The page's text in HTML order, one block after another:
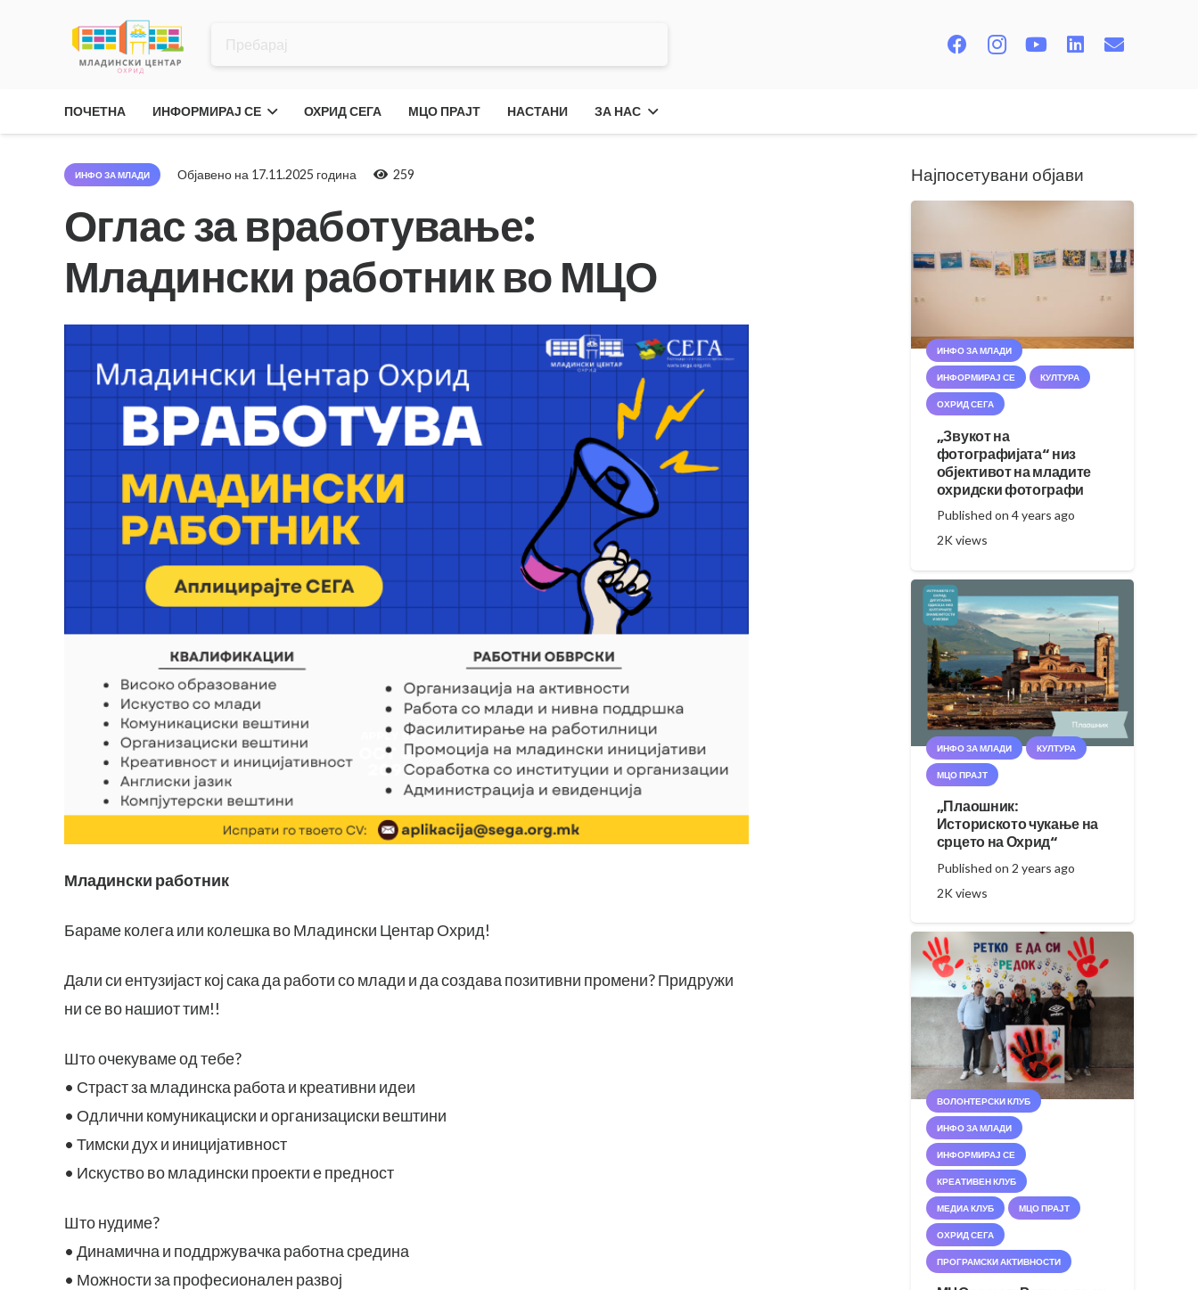
ПОЧЕТНА ИНФОРМИРАЈ СЕ ОХРИД СЕГА МЦО ПРАЈТ НАСТАНИ ЗА НАС
ИНФО ЗА МЛАДИ Објавено на 17.11.2025 година 259
Оглас за вработување:
Младински работник во МЦО
Младински работник
Бараме колега или колешка во Младински Центар Охрид!
Дали си ентузијаст кој сака да работи со млади и да создава позитивни промени? Придружи
ни се во нашиот тим!!
Што очекуваме од тебе?
• Страст за младинска работа и креативни идеи
• Одлични комуникациски и организациски вештини
• Тимски дух и иницијативност
• Искуство во младински проекти е предност
Што нудиме?
• Динамична и поддржувачка работна средина
• Можности за професионален развој
Најпосетувани објави
ИНФО ЗА МЛАДИ
ИНФОРМИРАЈ СЕ КУЛТУРА
ОХРИД СЕГА
„Звукот на
фотографијата“ низ
објективот на младите
охридски фотографи
Published on 4 years ago
2Kviews
ИНФО ЗА МЛАДИ КУЛТУРА
МЦО ПРАЈТ
„Плаошник:
Историското чукање на
срцето на Охрид“
Published on 2 years ago
2Kviews
ВОЛОНТЕРСКИ КЛУБ
ИНФО ЗА МЛАДИ
ИНФОРМИРАЈ СЕ
КРЕАТИВЕН КЛУБ
МЕДИА КЛУБ МЦО ПРАЈТ
ОХРИД СЕГА
ПРОГРАМСКИ АКТИВНОСТИ